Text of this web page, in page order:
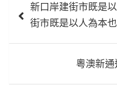
章 新口岸建街市既是
街市既是以人為本
粵澳新